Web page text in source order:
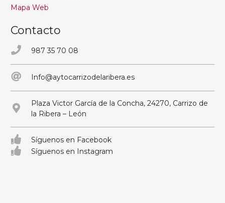
Mapa Web
Contacto
987 35 70 08
Info@aytocarrizodelaribera.es
Plaza Victor García de la Concha, 24270, Carrizo de
la Ribera – León
Síguenos en Facebook
Síguenos en Instagram